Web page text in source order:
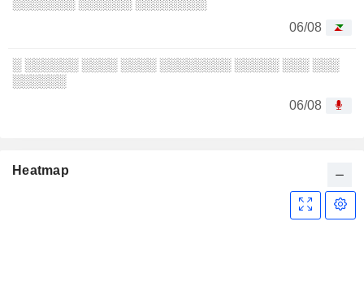
06/08
░ ░░░░░░ ░░░░ ░░░░ ░░░░░░░░ ░░░░░ ░░░ ░░░
░░░░░░
06/08
Heatmap